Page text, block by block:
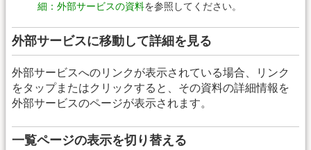
細：外部サービスの資料を参照してください。
外部サービスに移動して詳細を見る
外部サービスへのリンクが表示されている場合、リンク
をタップまたはクリックすると、その資料の詳細情報を
外部サービスのページが表示されます。
一覧ページの表示を切り替える